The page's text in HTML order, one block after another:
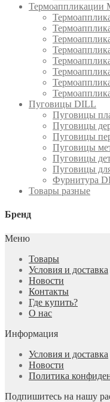
Термоаппликации
Пуговицы DILL
Пуговицы
Пуговицы
Пуговицы
Пуговицы
Пуговицы
Пуговицы
Фурнитура
Товары разные
Бренд
Меню
Товары
Условия и доставка
Новости
Контакты
Где купить?
О нас
Информация
Условия и доставка
Новости
Политика
Подпишитесь на нашу